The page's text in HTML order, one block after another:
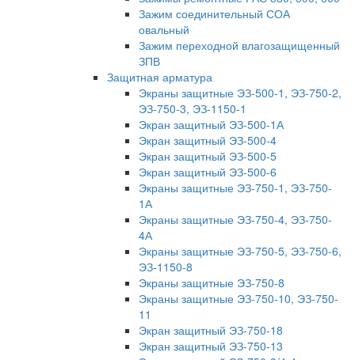
Зажим соединительный СОА
овальный
Зажим переходной влагозащищенный
ЗПВ
Защитная арматура
Экраны защитные ЭЗ-500-1, ЭЗ-750-2,
ЭЗ-750-3, ЭЗ-1150-1
Экран защитный ЭЗ-500-1А
Экран защитный ЭЗ-500-4
Экран защитный ЭЗ-500-5
Экран защитный ЭЗ-500-6
Экраны защитные ЭЗ-750-1, ЭЗ-750-
1А
Экраны защитные ЭЗ-750-4, ЭЗ-750-
4А
Экраны защитные ЭЗ-750-5, ЭЗ-750-6,
ЭЗ-1150-8
Экраны защитные ЭЗ-750-8
Экраны защитные ЭЗ-750-10, ЭЗ-750-
11
Экран защитный ЭЗ-750-18
Экран защитный ЭЗ-750-13